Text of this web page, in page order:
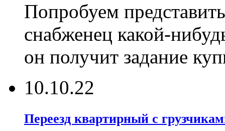
Попробуем
снабженец какой-
он получит задание
10.10.22
Переезд квартирный с